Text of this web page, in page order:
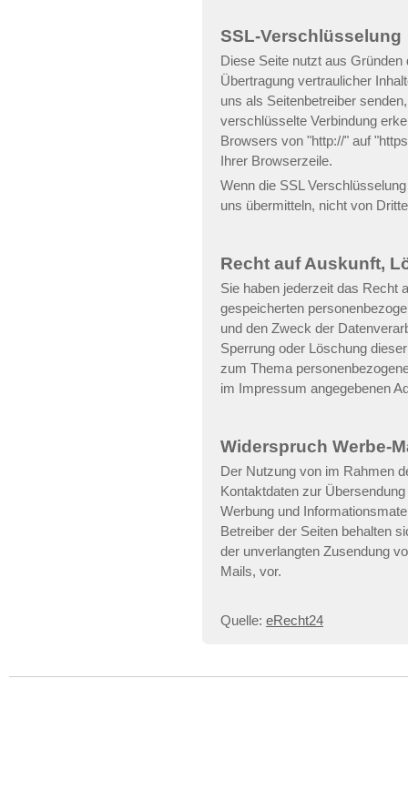
SSL-Verschlüsselung
Diese Seite nutzt aus
Übertragung vertraulicher
uns als Seitenbetreiber
verschlüsselte Verbindung
Browsers von "http://" auf
Ihrer Browserzeile.
Wenn die SSL
uns übermitteln, nicht von
Recht auf Auskunft,
Sie haben jederzeit das Recht
gespeicherten
und den Zweck der
Sperrung oder Löschung
zum Thema
im Impressum angegebenen
Widerspruch Werbe-
Der Nutzung von im Rahmen
Kontaktdaten zur
Werbung und
Betreiber der Seiten behalten
der unverlangten Zusendung
Mails, vor.
Quelle: eRecht24